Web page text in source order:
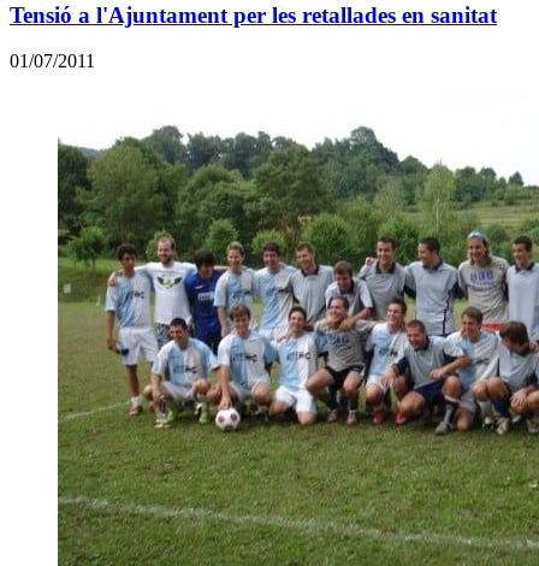
Tensió a l'Ajuntament per les retallades en sanitat
01/07/2011